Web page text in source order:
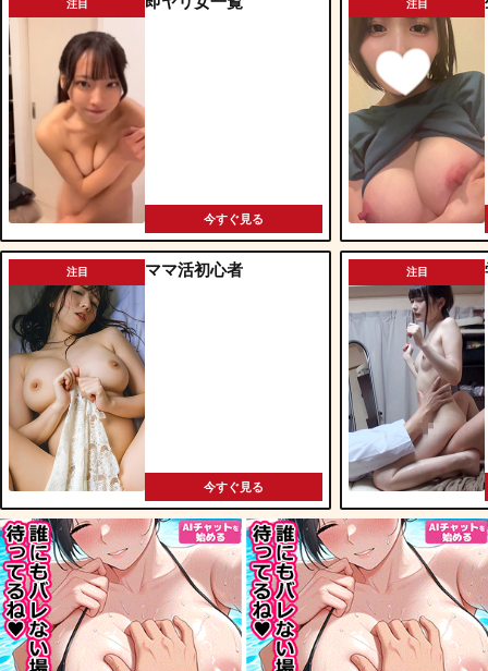
注目
今すぐ見る
注目 ママ活初心者
今すぐ見る
注目
注目